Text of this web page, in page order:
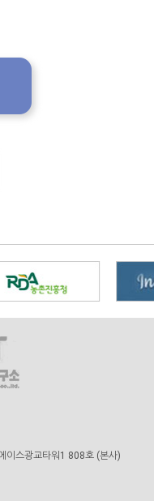
이스광교타워1 808호 (본사)